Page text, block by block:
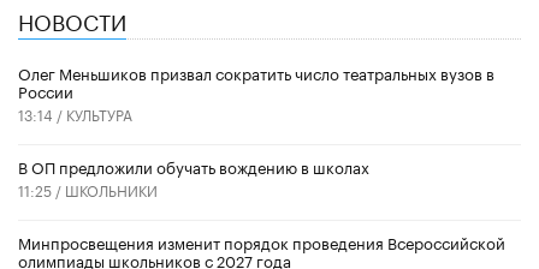
НОВОСТИ
Олег Меньшиков призвал сократить число театральных вузов в
России
13:14 / КУЛЬТУРА
В ОП предложили обучать вождению в школах
11:25 / ШКОЛЬНИКИ
Минпросвещения изменит порядок проведения Всероссийской
олимпиады школьников с 2027 года